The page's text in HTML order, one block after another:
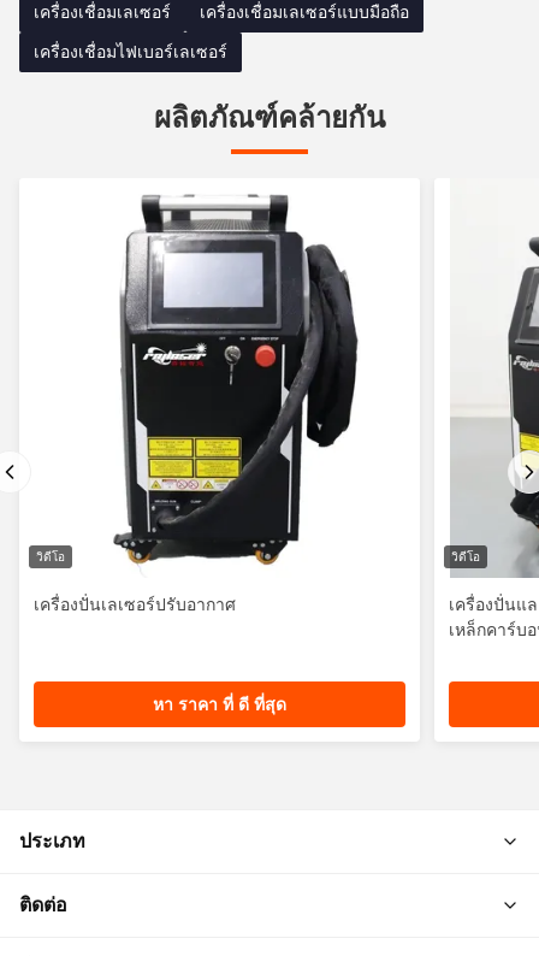
เครื่องเชื่อมเลเซอร์ เครื่องเชื่อมเลเซอร์แบบมือถือ
เครื่องเชื่อมไฟเบอร์เลเซอร์
ผลิตภัณฑ์คล้ายกัน
วิดีโอ
เครื่องปั่นเลเซอร์ปรับอากาศ
หา ราคา ที่ ดี ที่สุด
วิดีโอ
เครื่องปั่นแ
เหล็กคาร์บ
ประเภท
ติดต่อ